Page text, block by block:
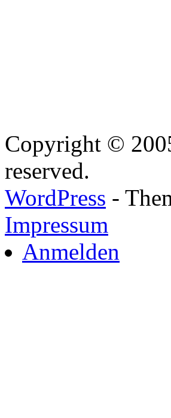
Copyright ©
reserved.
WordPress -
Impressum
Anmelden